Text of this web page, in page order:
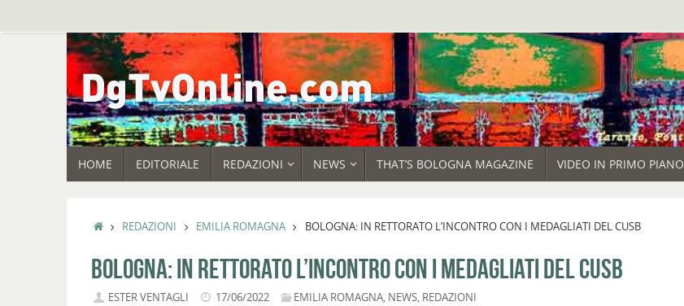
HOME EDITORIALE REDAZIONI NEWS THAT’S BOLOGNA MAGAZINE VIDEO IN PRIMO PIANO
HOMEREDAZIONI EMILIA ROMAGNA BOLOGNA: IN RETTORATO L’INCONTRO CON I MEDAGLIATI DEL CUSB
BOLOGNA: IN RETTORATO L’INCONTRO CON I MEDAGLIATI DEL CUSB
ESTER VENTAGLI 17/06/2022 EMILIA ROMAGNA, NEWS, REDAZIONI